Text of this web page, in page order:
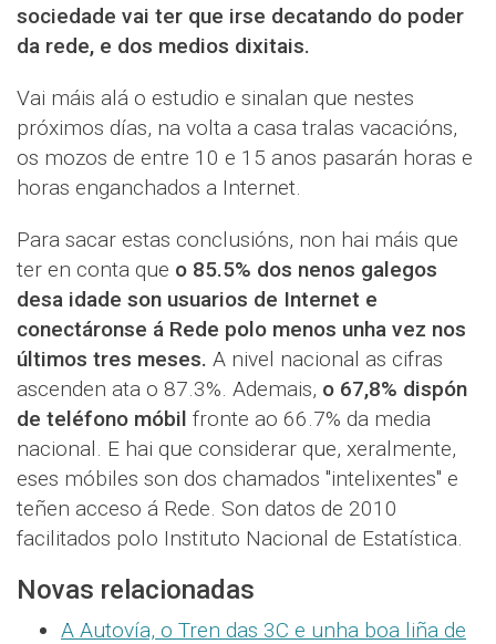
sociedade vai ter que irse decatando do poder
da rede, e dos medios dixitais.
Vai máis alá o estudio e sinalan que nestes
próximos días, na volta a casa tralas vacacións,
os mozos de entre 10 e 15 anos pasarán horas e
horas enganchados a Internet.
Para sacar estas conclusións, non hai máis que
ter en conta que o 85.5% dos nenos galegos
desa idade son usuarios de Internet e
conectáronse á Rede polo menos unha vez nos
últimos tres meses. A nivel nacional as cifras
ascenden ata o 87.3%. Ademais, o 67,8% dispón
de teléfono móbil fronte ao 66.7% da media
nacional. E hai que considerar que, xeralmente,
eses móbiles son dos chamados "intelixentes" e
teñen acceso á Rede. Son datos de 2010
facilitados polo Instituto Nacional de Estatística.
Novas relacionadas
A Autovía, o Tren das 3C e unha boa liña de